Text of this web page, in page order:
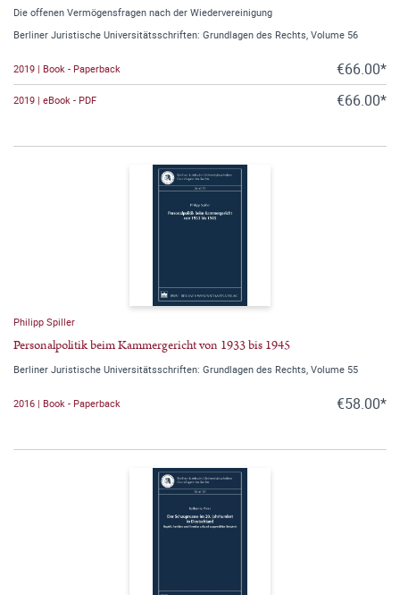
Die offenen Vermögensfragen nach der Wiedervereinigung
Berliner Juristische Universitätsschriften: Grundlagen des Rechts, Volume 56
2019 | Book - Paperback €66.00*
2019 | eBook - PDF €66.00*
Philipp Spiller
Personalpolitik beim Kammergericht von 1933 bis 1945
Berliner Juristische Universitätsschriften: Grundlagen des Rechts, Volume 55
2016 | Book - Paperback €58.00*